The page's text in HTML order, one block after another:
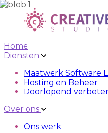
Skip to main content Skip
Home
Diensten
Maatwerk Software
Hosting en Beheer
Doorlopend
Over ons
Ons werk